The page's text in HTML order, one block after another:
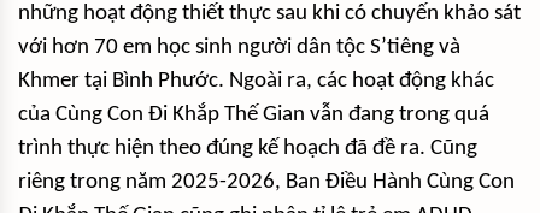
những hoạt động thiết thực sau khi có chuyến khảo sát
với hơn 70 em học sinh người dân tộc S’tiêng và
Khmer tại Bình Phước. Ngoài ra, các hoạt động khác
của Cùng Con Đi Khắp Thế Gian vẫn đang trong quá
trình thực hiện theo đúng kế hoạch đã đề ra. Cũng
riêng trong năm 2025-2026, Ban Điều Hành Cùng Con